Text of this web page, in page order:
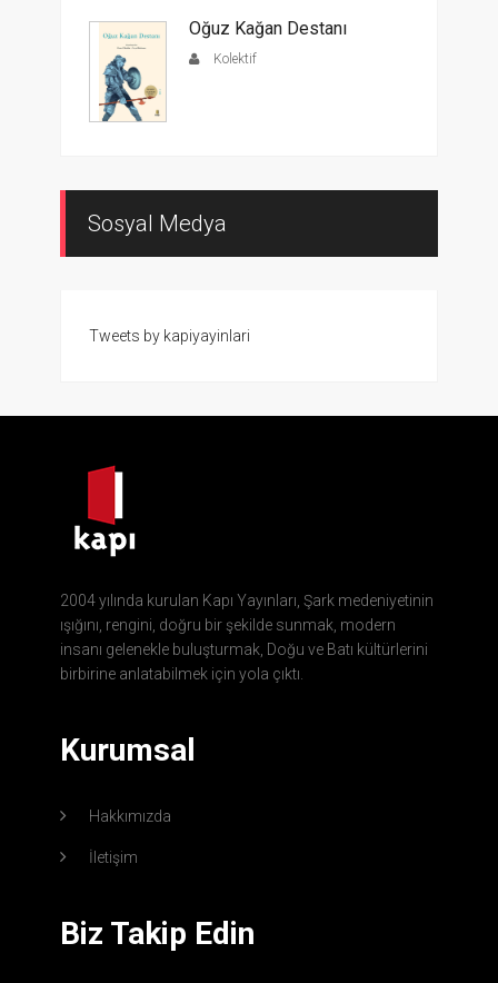
Oğuz Kağan Destanı
Kolektif
Sosyal Medya
Tweets by kapiyayinlari
2004 yılında kurulan Kapı Yayınları, Şark medeniyetinin
ışığını, rengini, doğru bir şekilde sunmak, modern
insanı gelenekle buluşturmak, Doğu ve Batı kültürlerini
birbirine anlatabilmek için yola çıktı.
Kurumsal
Hakkımızda
İletişim
Biz Takip Edin